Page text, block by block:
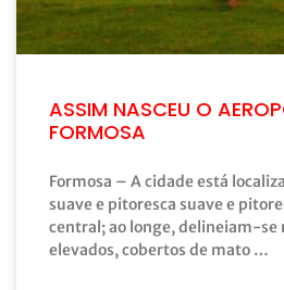
ASSIM NASCEU O
FORMOSA
Formosa – A cidade está
suave e pitoresca suave e
central; ao longe, delineiam-se
elevados, cobertos de mato …